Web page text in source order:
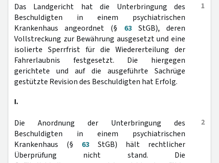
1
Das Landgericht hat die Unterbringung des
Beschuldigten in einem psychiatrischen
Krankenhaus angeordnet (§ 63StGB), deren
Vollstreckung zur Bewährung ausgesetzt und eine
isolierte Sperrfrist für die Wiedererteilung der
Fahrerlaubnis festgesetzt. Die hiergegen
gerichtete und auf die ausgeführte Sachrüge
gestützte Revision des Beschuldigten hat Erfolg.
I.
2
Die Anordnung der Unterbringung des
Beschuldigten in einem psychiatrischen
Krankenhaus (§ 63 StGB) hält rechtlicher
Überprüfung nicht stand. Die